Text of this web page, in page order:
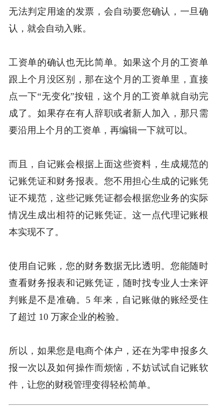
无法判定用途的发票，会自动要您确认，一旦确
认，就会自动入账。
工资单的确认也无比简单。如果这个月的工资单
跟上个月没区别，那在这个月的工资单里，直接
点一下“无变化”按钮，这个月的工资单就自动完
成了。如果存在有人辞职或者新人加入，那只需
要沿用上个月的工资单，再编辑一下就可以。
而且，自记账会根据上面这些资料，生成规范的
记账凭证和财务报表。您不用担心生成的记账凭
证不规范，这些记账凭证都会根据您业务的实际
情况生成出相符的记账凭证。这一点代理记账根
本实现不了。
使用自记账，您的财务数据无比透明。您能随时
查看财务报表和记账凭证，随时找专业人士来评
判账是不是准确。5 年来，自记账做的账经受住
了超过 10 万家企业的检验。
所以，如果您是电商个体户，还在为零申报多久
报一次以及如何操作而烦恼，不妨试试自记账软
件，让您的财税管理变得轻松简单。